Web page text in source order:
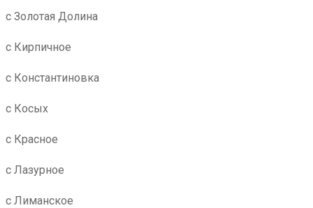
с Золотая Долина
с Кирпичное
с Константиновка
с Косых
с Красное
с Лазурное
с Лиманское